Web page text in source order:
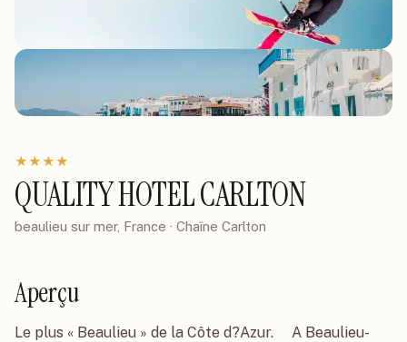
★★★★
QUALITY HOTEL CARLTON
beaulieu sur mer, France · Chaîne Carlton
Aperçu
Le plus « Beaulieu » de la Côte d?Azur.     A Beaulieu-